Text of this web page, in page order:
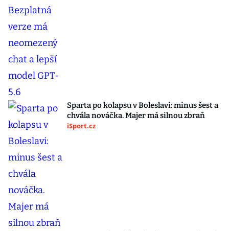
Sparta po kolapsu v Boleslavi: minus šest a
chvála nováčka. Majer má silnou zbraň
iSport.cz